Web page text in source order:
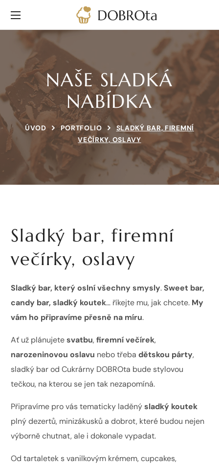
NAŠE SLADKÁ
NABÍDKA
ÚVOD PORTFOLIO
SLADKÝ BAR, FIREMNÍ
VEČÍRKY, OSLAVY
Sladký bar, firemní
večírky, oslavy
Sladký bar, který oslní všechny smysly.Sweet bar,
candy bar, sladký koutek… říkejte mu, jak chcete. My
vám ho připravíme přesně na míru.
Ať už plánujetesvatbu,firemní večírek,
narozeninovou oslavu nebo třebadětskou párty,
sladký bar od Cukrárny DOBROta bude stylovou
tečkou, na kterou se jen tak nezapomíná.
Připravíme pro vás tematicky laděnýsladký koutek
plný dezertů, minizákusků a dobrot, které budou nejen
výborně chutnat, ale i dokonale vypadat.
Od tartaletek s vanilkovým krémem, cupcakes,